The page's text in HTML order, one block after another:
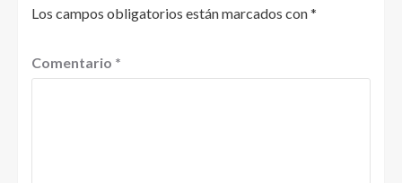
Los campos obligatorios están marcados con*
Comentario *